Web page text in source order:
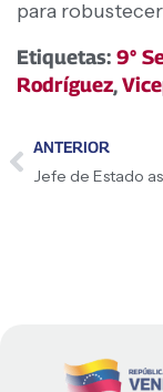
para
Etiquetas: 9°
Rodríguez,
ANTERIOR